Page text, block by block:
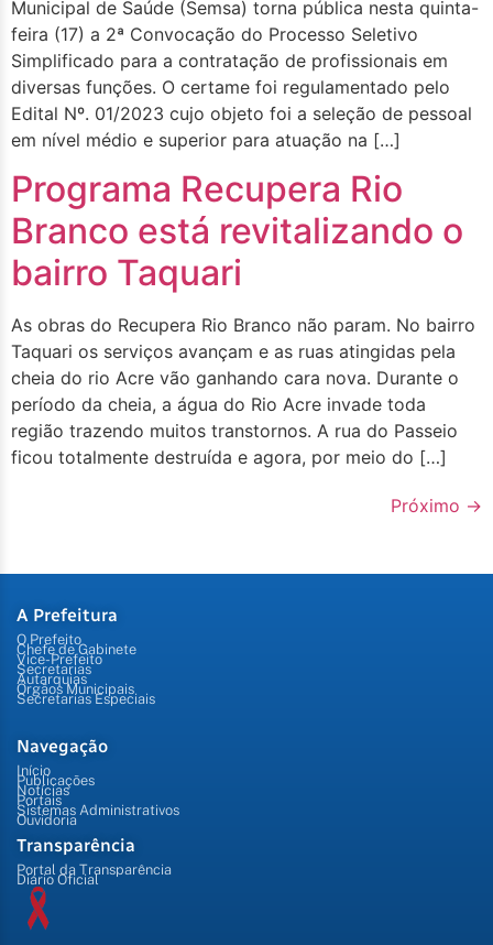
Municipal de Saúde (Semsa) torna pública nesta quinta-
feira (17) a 2ª Convocação do Processo Seletivo
Simplificado para a contratação de profissionais em
diversas funções. O certame foi regulamentado pelo
Edital Nº. 01/2023 cujo objeto foi a seleção de pessoal
em nível médio e superior para atuação na […]
Programa Recupera Rio
Branco está revitalizando o
bairro Taquari
As obras do Recupera Rio Branco não param. No bairro
Taquari os serviços avançam e as ruas atingidas pela
cheia do rio Acre vão ganhando cara nova. Durante o
período da cheia, a água do Rio Acre invade toda
região trazendo muitos transtornos. A rua do Passeio
ficou totalmente destruída e agora, por meio do […]
Próximo →
A Prefeitura
O Prefeito
Chefe de Gabinete
Vice-Prefeito
Secretarias
Autarquias
Órgãos Municipais
Secretarias Especiais
Navegação
Início
Publicações
Notícias
Portais
Sistemas Administrativos
Ouvidoria
Transparência
Portal da Transparência
Diário Oficial